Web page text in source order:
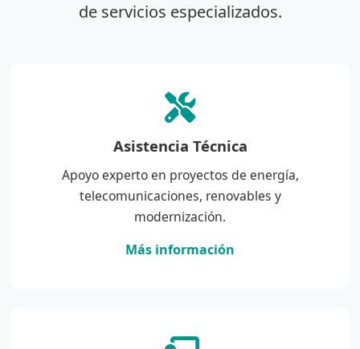
de servicios especializados.
Asistencia Técnica
Apoyo experto en proyectos de energía,
telecomunicaciones, renovables y
modernización.
Más información